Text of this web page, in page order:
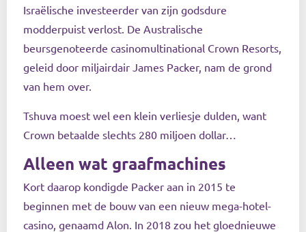
Israëlische investeerder van zijn godsdure
modderpuist verlost. De Australische
beursgenoteerde casinomultinational Crown Resorts,
geleid door miljairdair James Packer, nam de grond
van hem over.
Tshuva moest wel een klein verliesje dulden, want
Crown betaalde slechts 280 miljoen dollar…
Alleen wat graafmachines
Kort daarop kondigde Packer aan in 2015 te
beginnen met de bouw van een nieuw mega-hotel-
casino, genaamd Alon. In 2018 zou het gloednieuwe